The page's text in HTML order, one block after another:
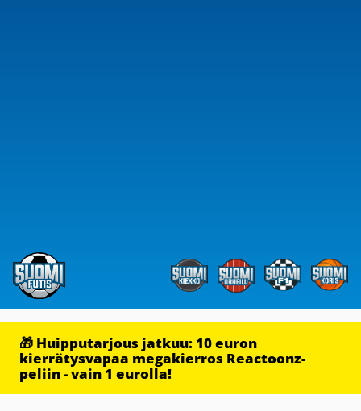
🎁 Huipputarjous jatkuu: 10 euron
kierrätysvapaa megakierros Reactoonz-
peliin - vain 1 eurolla!